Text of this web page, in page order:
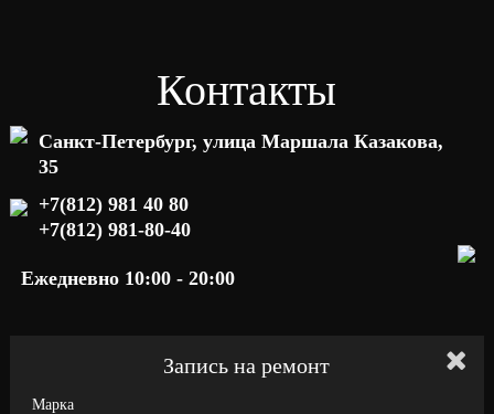
Контакты
Санкт-Петербург, улица Маршала Казакова,
35
+7(812) 981 40 80
+7(812) 981-80-40
Ежедневно 10:00 - 20:00
Запись на ремонт
Марка